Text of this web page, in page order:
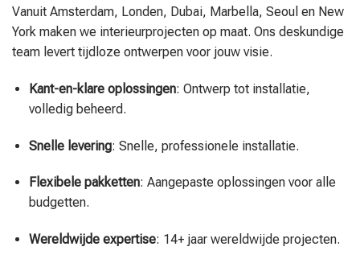
Vanuit Amsterdam, Londen, Dubai, Marbella, Seoul en New
York maken we interieurprojecten op maat. Ons deskundige
team levert tijdloze ontwerpen voor jouw visie.
Kant-en-klare oplossingen: Ontwerp tot installatie,
volledig beheerd.
Snelle levering: Snelle, professionele installatie.
Flexibele pakketten: Aangepaste oplossingen voor alle
budgetten.
Wereldwijde expertise: 14+ jaar wereldwijde projecten.